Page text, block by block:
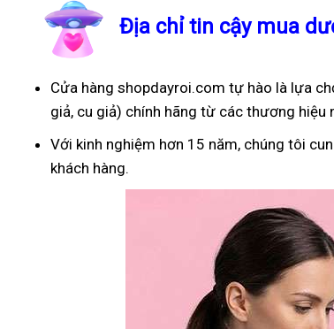
Địa chỉ tin cậy mua
Cửa hàng shopdayroi.com tự hào là lựa
giả, cu giả) chính hãng từ các thương hiệu
Với kinh nghiệm hơn 15 năm, chúng tôi
khách hàng.